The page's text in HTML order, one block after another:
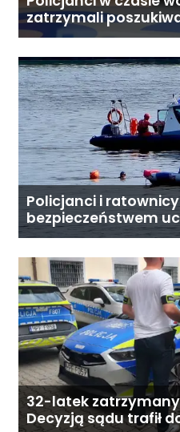
zatrzymali
Policjanci i
bezpieczeństwem
wyprawy
32-latek
Decyzją sądu trafił